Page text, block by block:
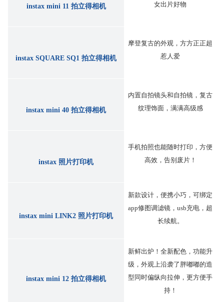
instax mini 11 拍立得相机
女出片好物
instax SQUARE SQ1 拍立得相机
摩登复古的外观，方方正正超
惹人爱
instax mini 40 拍立得相机
内置自拍镜头和自拍镜，复古
纹理饰面，满满高级感
instax 照片打印机
手机拍照也能随时打印，方便
高效，告别废片！
instax mini LINK2 照片打印机
新款设计，便携小巧，可绑定
app修图调滤镜，usb充电，超
长续航。
instax mini 12 拍立得相机
新鲜出炉！全新配色，功能升
级，外观上沿袭了胖嘟嘟的造
型同时偏纵向拉伸，更方便手
持！